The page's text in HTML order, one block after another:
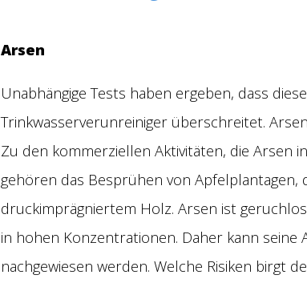
Arsen
Unabhängige Tests haben ergeben, dass
Trinkwasserverunreiniger überschreitet.
Zu den kommerziellen Aktivitäten, die Arsen
gehören das Besprühen von
druckimprägniertem Holz. Arsen ist
in hohen Konzentrationen. Daher kann
nachgewiesen werden. Welche Risiken birgt